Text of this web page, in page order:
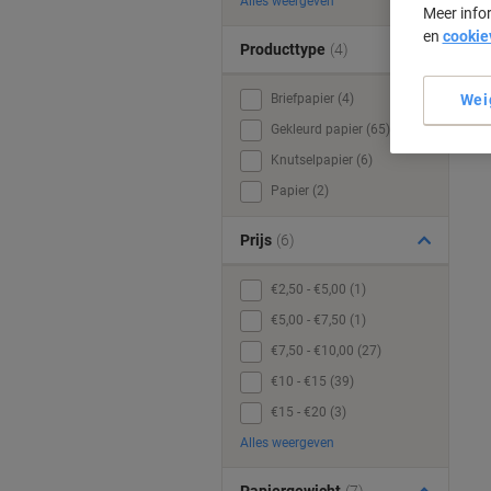
Producttype (4)
Briefpapier (4)
Gekleurd papier (65)
Knutselpapier (6)
Papier (2)
Prijs (6)
€2,50 - €5,00 (1)
€5,00 - €7,50 (1)
€7,50 - €10,00 (27)
€10 - €15 (39)
€15 - €20 (3)
Alles weergeven
Meer
en